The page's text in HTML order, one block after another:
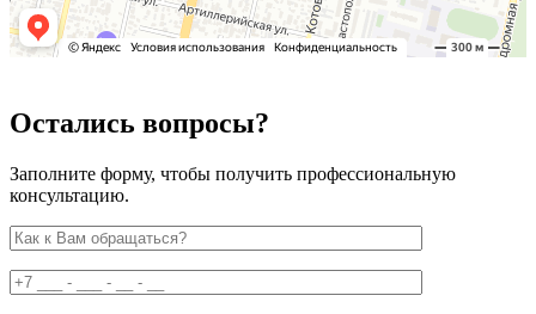
Остались вопросы?
Заполните форму, чтобы получить профессиональную
консультацию.